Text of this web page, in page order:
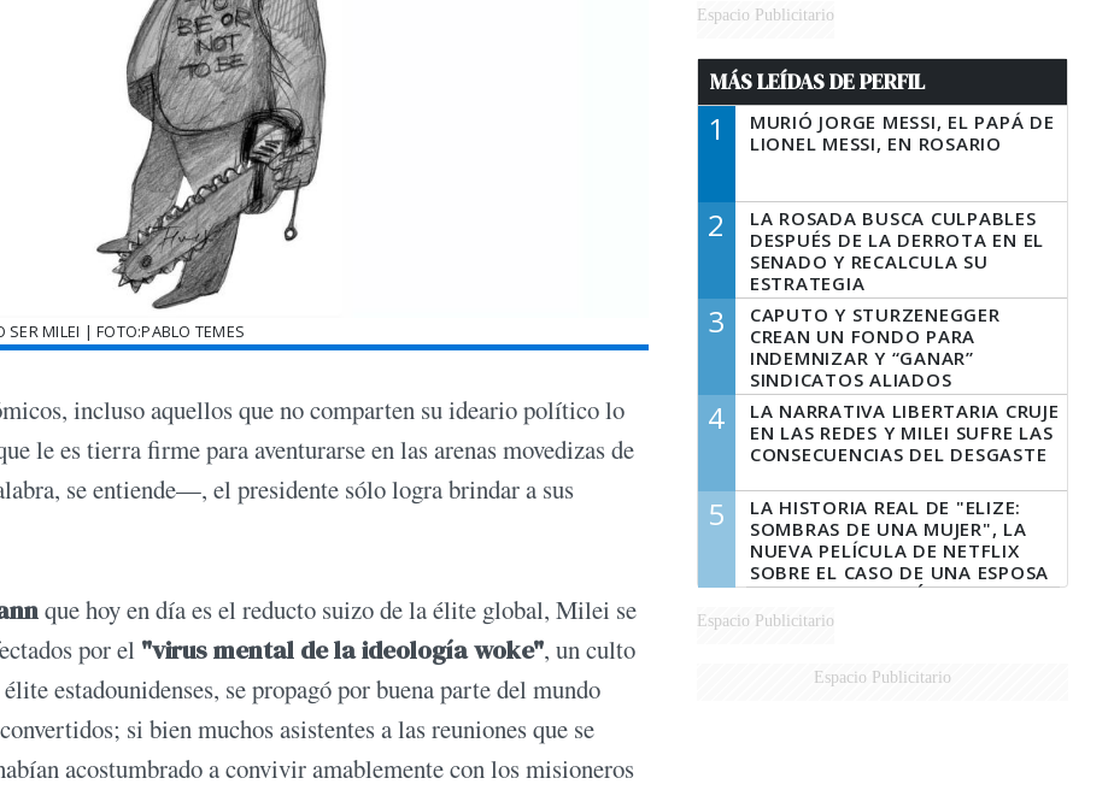
SER MILEI | FOTO:PABLO TEMES
incluso aquellos que no comparten su ideario político lo
le es tierra firme para aventurarse en las arenas movedizas de
se entiende—, el presidente sólo logra brindar a sus
que hoy en día es el reducto suizo de la élite global, Milei se
por el "virus mental de la ideología woke", un culto
estadounidenses, se propagó por buena parte del mundo
si bien muchos asistentes a las reuniones que se
acostumbrado a convivir amablemente con los misioneros
Espacio Publicitario
MÁS LEÍDAS DE PERFIL
1
MURIÓ JORGE MESSI, EL PAPÁ DE
LIONEL MESSI, EN ROSARIO
2
LA ROSADA BUSCA CULPABLES
DESPUÉS DE LA DERROTA EN EL
SENADO Y RECALCULA SU
ESTRATEGIA
3
CAPUTO Y STURZENEGGER
CREAN UN FONDO PARA
INDEMNIZAR Y “GANAR”
SINDICATOS ALIADOS
4
LA NARRATIVA LIBERTARIA CRUJE
EN LAS REDES Y MILEI SUFRE LAS
CONSECUENCIAS DEL DESGASTE
5
LA HISTORIA REAL DE "ELIZE:
SOMBRAS DE UNA MUJER", LA
NUEVA PELÍCULA DE NETFLIX
SOBRE EL CASO DE UNA ESPOSA
QUE DESCUARTIZÓ A SU
MARIDO
Espacio Publicitario
Espacio Publicitario